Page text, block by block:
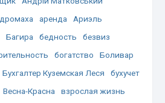
аренда
Ариэль
Багира бедность
безвиз
богатство
Боливар
Бухгалтер Куземская Леся
бухучет
Весна-Красна
взрослая жизнь